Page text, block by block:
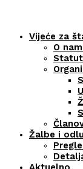
Vijeće za
O
Statut
Žalbe i